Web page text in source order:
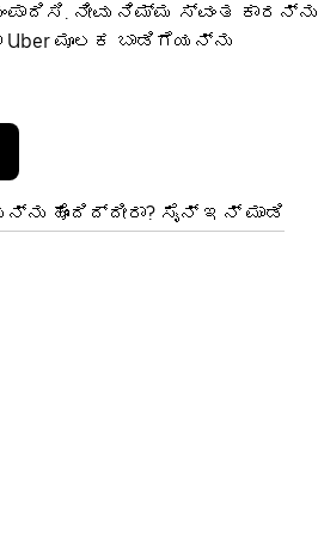
ನೀವು ನಿಮ್ಮ ಸ್ವಂತ ಕಾರನ್ನು
ಮೂಲಕ ಬಾಡಿಗೆಯನ್ನು
ಹೊಂದಿದ್ದೀರಾ? ಸೈನ್ ಇನ್ ಮಾಡಿ